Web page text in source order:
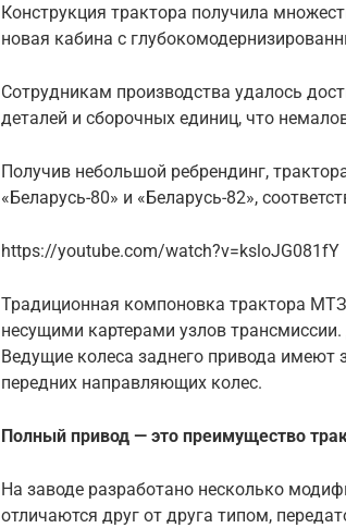
Конструкция трактора получила
новая кабина с
Сотрудникам производства удалось
деталей и сборочных единиц, что
Получив небольшой ребрендинг,
«Беларусь-80» и «Беларусь-82»,
https://youtube.com/watch?v=ksloJG081fY
Традиционная компоновка трактора
несущими картерами узлов
Ведущие колеса заднего привода имеют
передних направляющих колес.
Полный привод — это преимущество
На заводе разработано несколько
отличаются друг от друга типом,